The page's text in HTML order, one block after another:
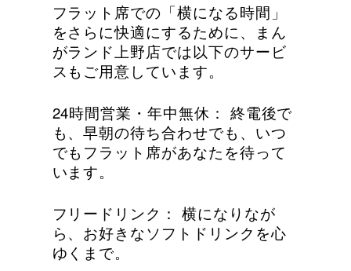
フラット席での「横になる時間」
をさらに快適にするために、まん
がランド上野店では以下のサービ
スもご用意しています。
24時間営業・年中無休： 終電後で
も、早朝の待ち合わせでも、いつ
でもフラット席があなたを待って
います。
フリードリンク： 横になりなが
ら、お好きなソフトドリンクを心
ゆくまで。